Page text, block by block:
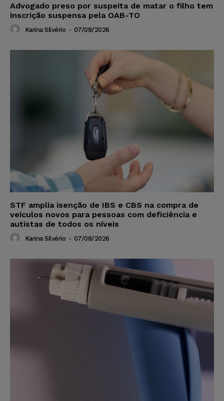
Advogado preso por suspeita de matar o filho tem
inscrição suspensa pela OAB-TO
Karina Silvério - 07/08/2026
STF amplia isenção de IBS e CBS na compra de
veículos novos para pessoas com deficiência e
autistas de todos os níveis
Karina Silvério - 07/08/2026